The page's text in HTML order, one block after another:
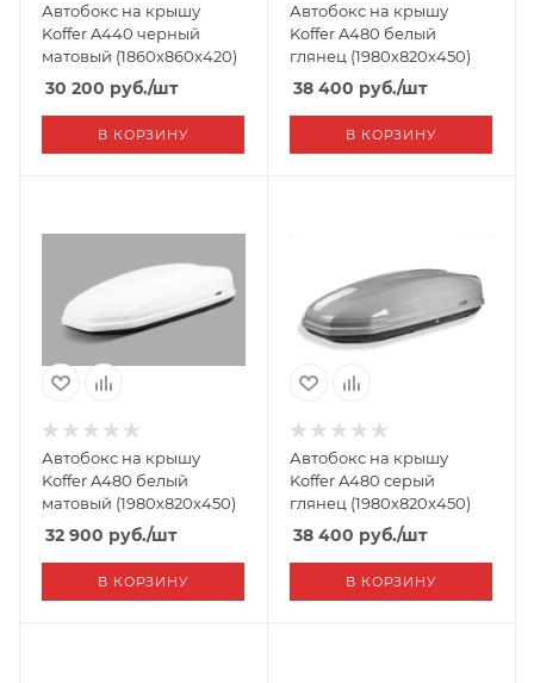
Автобокс на крышу
Koffer A440 черный
матовый (1860х860х420)
30 200 руб./шт
В КОРЗИНУ
Автобокс на крышу
Koffer A480 белый
глянец (1980х820х450)
38 400 руб./шт
В КОРЗИНУ
Автобокс на крышу
Koffer A480 белый
матовый (1980х820х450)
32 900 руб./шт
В КОРЗИНУ
Автобокс на крышу
Koffer A480 серый
глянец (1980х820х450)
38 400 руб./шт
В КОРЗИНУ